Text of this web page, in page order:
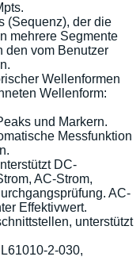
(Sequenz), der die
mehrere Segmente
den vom Benutzer
Wellenformen
Wellenform:
und Markern.
Messfunktion
DC-
AC-Strom,
AC-
Effektivwert.
unterstützt
2-030,